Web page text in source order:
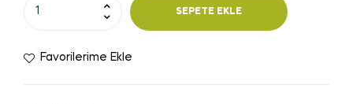
SEPETE EKLE
Favorilerime Ekle